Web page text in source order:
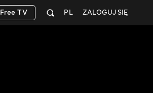
ZALOGUJ SIĘ
PL
Free TV